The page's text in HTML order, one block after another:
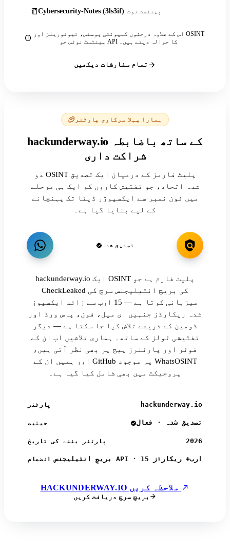
Cybersecurity-Notes (3ls3if) پینٹسٹ نوٹ
اس کے علاوہ درجنوں کمیونٹی پوسٹس، ٹیوٹوریلز اور OSINT
پینٹسٹ نوٹس جو API کا حوالہ دیتے ہیں۔
تمام سفارشات دیکھیں
ہمارا پہلا سرکاری پارٹنر
hackunderway.io کے ساتھ باضابطہ
شراکت داری
دو OSINT پلیٹ فارمز کے درمیان ایک تصدیق
شدہ اتحاد، جو تفتیش کاروں کو ایک ہی مرحلے
میں فون نمبر سے ایکسپوژر ڈیٹا تک پہنچانے
کے لیے بنایا گیا ہے۔
تصدیق شدہ
hackunderway.io ایک OSINT پلیٹ فارم ہے جو
CheckLeaked کی بریچ انٹیلیجنس سرچ کی
میزبانی کرتا ہے — 15 ارب سے زائد ایکسپوز
شدہ ریکارڈز جنہیں ای میل، فون، پاس ورڈ اور
ڈومین کے ذریعے تلاش کیا جا سکتا ہے — دیگر
تفتیشی ٹولز کے ساتھ۔ ہماری تلاشیں اب ان کے
فوٹر اور پارٹنرز پیج پر بھی نظر آتی ہیں،
اور ہمیں ان کے GitHub پر موجود WhatsOSINT
پروجیکٹ میں بھی شامل کیا گیا ہے۔
پارٹنر hackunderway.io
حیثیت تصدیق شدہ · فعال
پارٹنر بننے کی تاریخ 2026
انضمام بریچ انٹیلیجنس API · 15 ارب+ ریکارڈز
بریچ سرچ دریافت کریں